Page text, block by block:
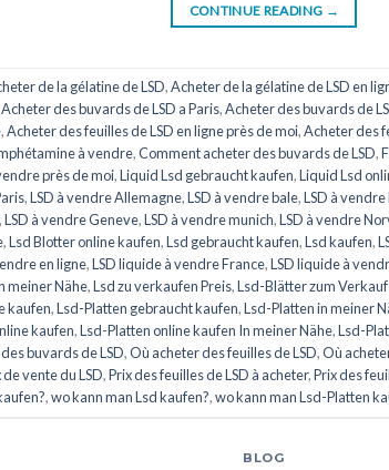
CONTINUE READING →
de la gélatine de LSD,Acheter de la gélatine de LSD en
Acheter des buvards de LSD a Paris,Acheter des buvards de
,Acheter des feuilles de LSD en ligne près de moi,Acheter des
à vendre,Comment acheter des buvards de LSD,
près de moi,Liquid Lsd gebraucht kaufen,Liquid Lsd
,LSD à vendre Allemagne,LSD à vendre bale,LSD à vendre
,LSD à vendre Geneve,LSD à vendre munich,LSD à vendre
,Lsd Blotter online kaufen,Lsd gebraucht kaufen,Lsd kaufen,
en ligne,LSD liquide à vendre France,LSD liquide à
meiner Nähe,Lsd zu verkaufen Preis,Lsd-Blätter zum
kaufen,Lsd-Platten gebraucht kaufen,Lsd-Platten in meiner
kaufen,Lsd-Platten online kaufen In meiner Nähe,Lsd-
buvards de LSD,Où acheter des feuilles de LSD,Où
de vente du LSD,Prix des feuilles de LSD à acheter,Prix des
,wo kann man Lsd kaufen?,wo kann man Lsd-Platten
BLOG